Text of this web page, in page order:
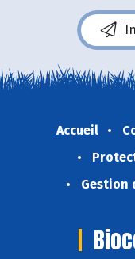
Accueil
Gestion